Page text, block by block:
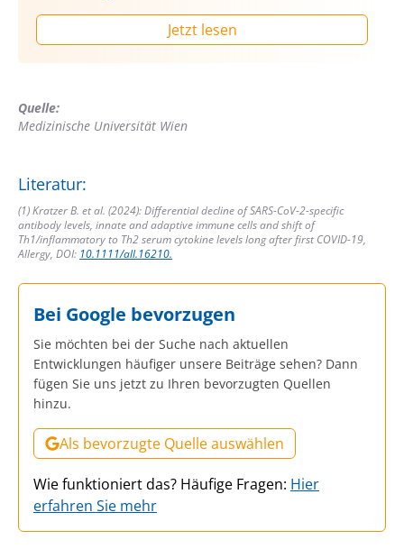
Jetzt lesen
Quelle:
Medizinische Universität Wien
Literatur:
(1) Kratzer B. et al. (2024): Differential decline of SARS-CoV-2-specific
antibody levels, innate and adaptive immune cells and shift of
Th1/inflammatory to Th2 serum cytokine levels long after first COVID-19,
Allergy, DOI: 10.1111/all.16210.
Bei Google bevorzugen
Sie möchten bei der Suche nach aktuellen
Entwicklungen häufiger unsere Beiträge sehen? Dann
fügen Sie uns jetzt zu Ihren bevorzugten Quellen
hinzu.
Als bevorzugte Quelle auswählen
Wie funktioniert das? Häufige Fragen: Hier
erfahren Sie mehr